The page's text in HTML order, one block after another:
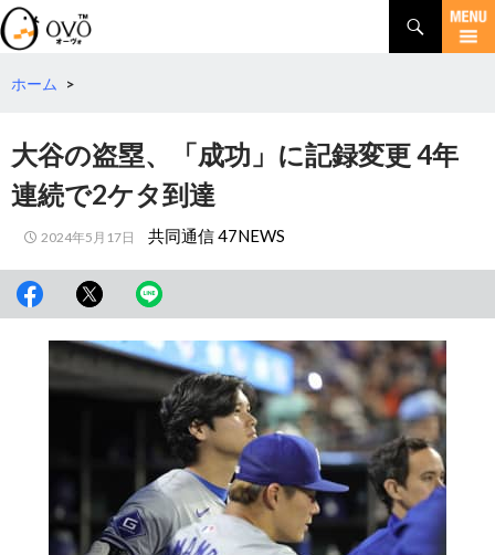
検
索
コ
テ
へ
動
ホーム >
大谷の盗塁、「成功」に記録変更 4年
連続で2ケタ到達
2024年5月17日 共同通信 47NEWS